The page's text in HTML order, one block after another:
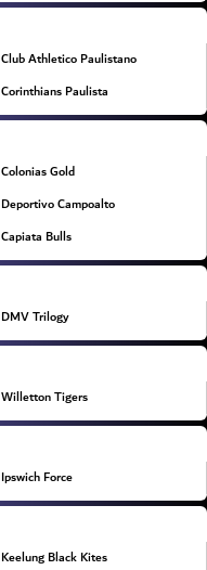
Club Athletico Paulistano
Corinthians Paulista
Colonias Gold
Deportivo Campoalto
Capiata Bulls
DMV Trilogy
Willetton Tigers
Ipswich Force
Keelung Black Kites